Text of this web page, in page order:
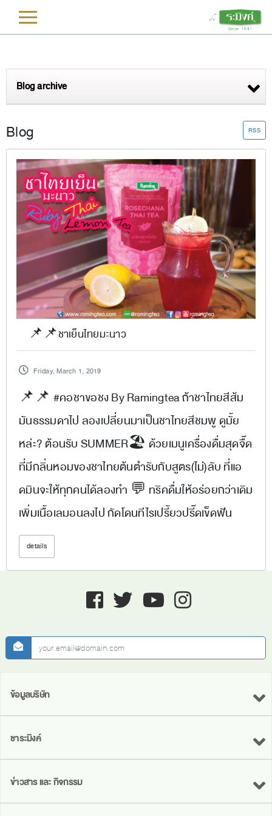
Blog archive
RSS
Blog
📌📌ชาเย็นไทยมะนาว
Friday, March 1, 2019
📌📌 #คอชาขอชง By Ramingtea ถ้าชาไทยสีส้ม
มันธรรมดาไป ลองเปลี่ยนมาเป็นชาไทยสีชมพู ดูมั้ย
หล่ะ? ต้อนรับ SUMMER🏖 ด้วยเมนูเครื่องดื่มสุดจื๊ด
ที่มีกลิ่นหอมของชาไทยต้นตำรับกับสูตร(ไม่)ลับ ที่แอ
ดมินจะให้ทุกคนได้ลองทำ 💬 ทริคดื่มให้อร่อยกว่าเดิม
เพิ่มเนื้อเลมอนลงไป กัดโดนทีไรเปรี้ยวปรี๊ดเข็ดฟัน
details
Facebook twitter youtube instagram
newsletter
ข้อมูลบริษัท
ชาระมิงค์
ข่าวสาร และ กิจกรรม